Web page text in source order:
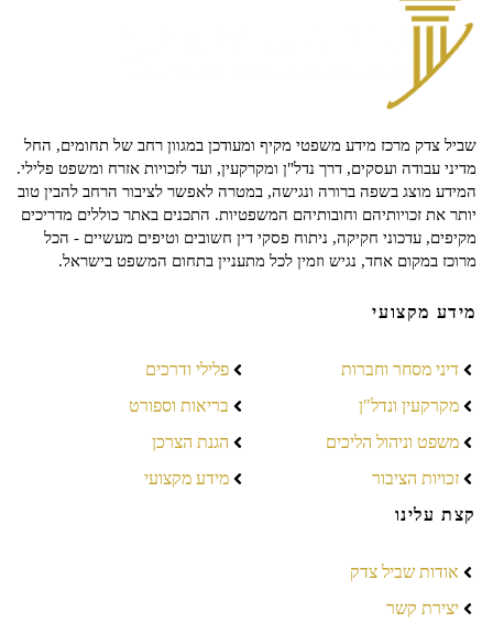
שביל צדק מרכז מידע משפטי מקיף ומעודכן במגוון רחב של תחומים, החל
מדיני עבודה ועסקים, דרך נדל"ן ומקרקעין, ועד לזכויות אזרח ומשפט פלילי.
המידע מוצג בשפה ברורה ונגישה, במטרה לאפשר לציבור הרחב להבין טוב
יותר את זכויותיהם וחובותיהם המשפטיות. התכנים באתר כוללים מדריכים
מקיפים, עדכוני חקיקה, ניתוח פסקי דין חשובים וטיפים מעשיים - הכל
מרוכז במקום אחד, נגיש וזמין לכל מתעניין בתחום המשפט בישראל.
מידע מקצועי
דיני מסחר וחברות
מקרקעין ונדל"ן
משפט וניהול הליכים
זכויות הציבור
פלילי ודרכים
בריאות וספורט
הגנת הצרכן
מידע מקצועי
קצת עלינו
אודות שביל צדק
יצירת קשר